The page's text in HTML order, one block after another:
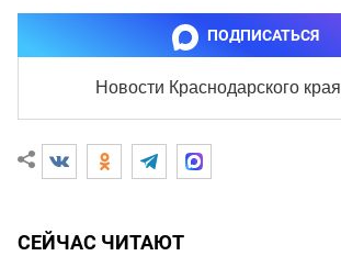
ПОДПИСАТЬСЯ
Новости Краснодарского края
СЕЙЧАС ЧИТАЮТ